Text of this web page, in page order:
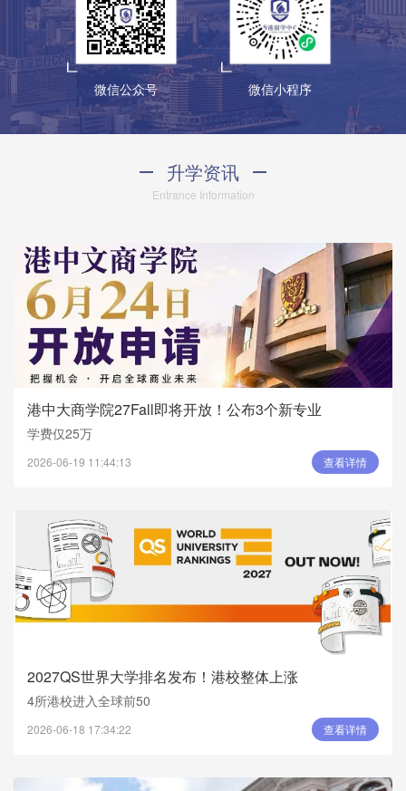
微信公众号 微信小程序
升学资讯
Entrance Information
港中大商学院27Fall即将开放！公布3个新专业
学费仅25万
2026-06-19 11:44:13 查看详情
2027QS世界大学排名发布！港校整体上涨
4所港校进入全球前50
2026-06-18 17:34:22 查看详情